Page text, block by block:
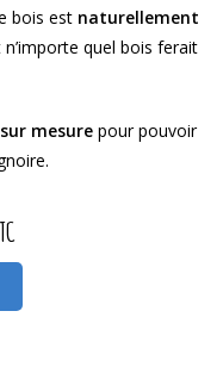
bois est naturellement
quel bois ferait
mesure pour pouvoir